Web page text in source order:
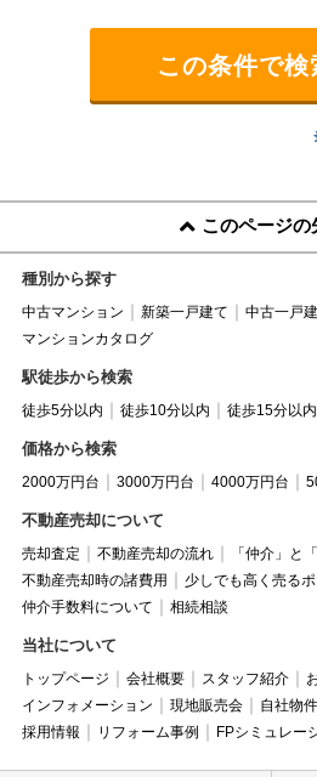
このページの
種別から探す
中古マンション 新築一戸建て 中古一戸
マンションカタログ
駅徒歩から検索
徒歩5分以内 徒歩10分以内 徒歩15分以内
価格から検索
2000万円台 3000万円台 4000万円台
不動産売却について
売却査定 不動産売却の流れ
「仲介」と
不動産売却時の諸費用
少しでも高く売るポ
仲介手数料について
相続相談
当社について
トップページ 会社概要 スタッフ紹介
インフォメーション
現地販売会 自社物
採用情報
リフォーム事例 FPシミュレー